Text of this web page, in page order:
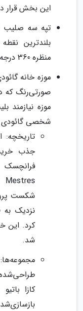
این بخش قرار
بلندترین
منظره 360 درجه از بارسلون است.
صورتی‌رنگ که
موزه نیازمند
شخصی
تاریخچه:
جذب
شد.
کازا